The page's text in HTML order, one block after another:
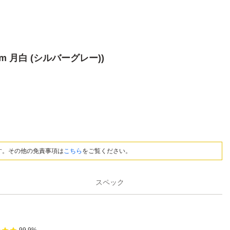
月白 (シルバーグレー))
その他の免責事項はこちら をご覧ください。
スペック